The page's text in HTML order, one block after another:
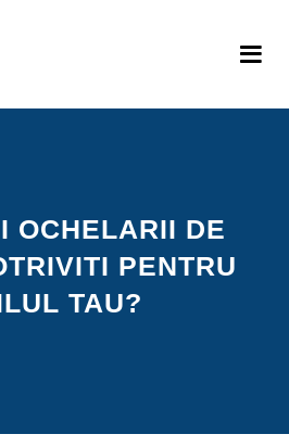
OCHELARII DE
PENTRU
TAU?